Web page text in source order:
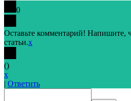
0
Оставьте комментарий! Напишите,
статьи.x
()
x
Ответить